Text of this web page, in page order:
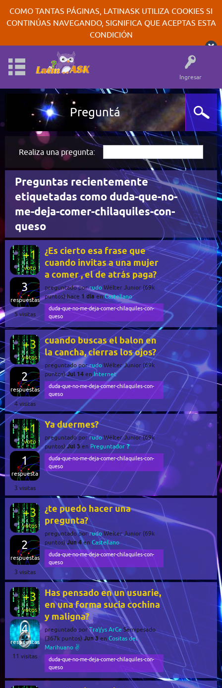
COMO TANTAS PÁGINAS, LATINASK UTILIZA COOKIES SI
CONTINÚAS NAVEGANDO, SIGNIFICA QUE ACEPTAS ESTA
CONDICIÓN
Ingresar
Preguntá
Realiza una pregunta:
Preguntas recientemente
etiquetadas como duda-que-no-
me-deja-comer-chilaquiles-con-
queso
+1
voto
3
respuestas
5 visitas
¿Es cierto esa frase que
cuando invitas a una mujer
a comer , el de atrás paga?
preguntado porrudo Wélter Junior (69k
puntos) hace 1 día enCastellano
duda-que-no-me-deja-comer-chilaquiles-con-
queso
+3
votos
2
respuestas
4visitas
cuando buscas el balon en
la cancha, cierras los ojos?
preguntado porrudo Wélter Junior (69k
puntos) Jul 14 enInternet
duda-que-no-me-deja-comer-chilaquiles-con-
queso
+1
voto
1
respuesta
3 visitas
Ya duermes?
preguntado porrudo Wélter Junior (69k
puntos) Jul 3 en Preguntador ❓
duda-que-no-me-deja-comer-chilaquiles-con-
queso
+3
votos
2
respuestas
3 visitas
¿te puedo hacer una
pregunta?
preguntado porrudo Wélter Junior (69k
puntos) Jun 4 en Castellano
duda-que-no-me-deja-comer-chilaquiles-con-
queso
+3
votos
4
respuestas
11 visitas
Has pensado en un usuarie,
en una forma sucia cochina
y maligna?
preguntado porTraƔys ArCe Semipesado
(367k puntos) Jun 3 en Cositas del
Marihuano ✌️
duda-que-no-me-deja-comer-chilaquiles-con-
queso